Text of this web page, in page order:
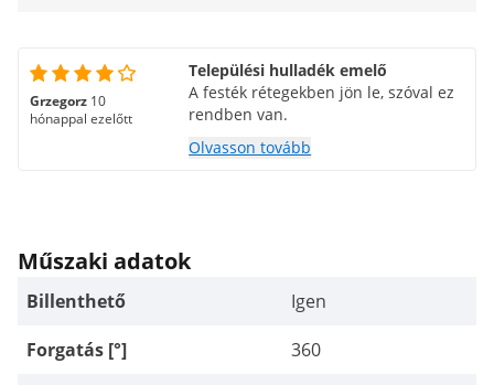
Grzegorz 10
hónappal ezelőtt
Települési hulladék emelő
A festék rétegekben jön le, szóval ez
rendben van.
Olvasson tovább
Műszaki adatok
Billenthető
Igen
Forgatás [°]
360